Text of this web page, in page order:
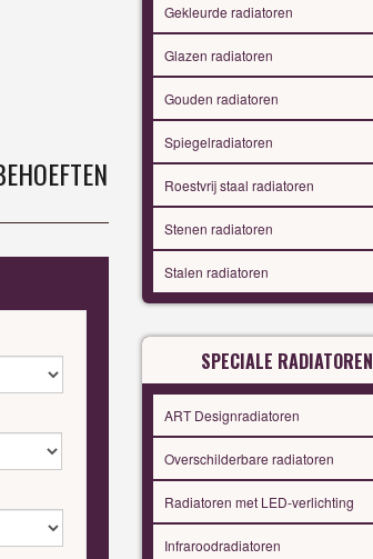
Gekleurde radiatoren
Glazen radiatoren
Gouden radiatoren
Spiegelradiatoren
Roestvrij staal radiatoren
Stenen radiatoren
Stalen radiatoren
SPECIALE RADIATOREN
ART Designradiatoren
Overschilderbare radiatoren
Radiatoren met LED-verlichting
Infraroodradiatoren